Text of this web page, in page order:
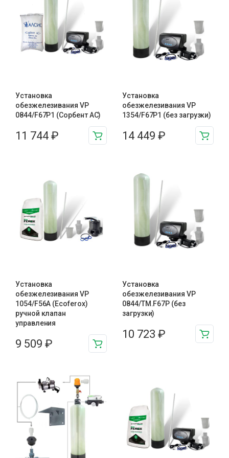
Установка
обезжелезивания VP
0844/F67P1 (Сорбент АС)
11 744 ₽
Установка
обезжелезивания VP
1354/F67P1 (без загрузки)
14 449 ₽
Установка
обезжелезивания VP
1054/F56A (Ecoferox)
ручной клапан
управления
9 509 ₽
Установка
обезжелезивания VP
0844/TM.F67P (без
загрузки)
10 723 ₽